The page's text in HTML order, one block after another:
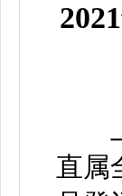
上
直属